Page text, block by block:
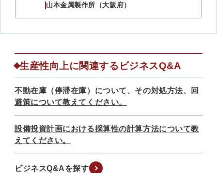
山本金属製作所（大阪府）
生産性向上に関連するビジネスQ&A
不動在庫（停滞在庫）について、その対処方法、回
避策について教えてください。
設備投資計画における採算性の計算方法について教
えてください。
ビジネスQ&Aを探す